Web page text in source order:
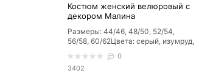
Костюм женский велюровый с
декором Малина
Размеры: 44/46, 48/50, 52/54,
56/58, 60/62Цвета: серый, изумруд,
се..
0
3402